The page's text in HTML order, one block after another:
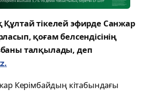
тікелей эфирде Санжар
қоғам белсендісінің
талқылады, деп
.
Керімбайдың кітабындағы